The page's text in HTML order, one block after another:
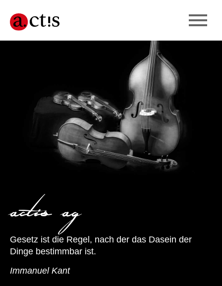
actis ag
Gesetz ist die Regel, nach der das Dasein der
Dinge bestimmbar ist.
Immanuel Kant